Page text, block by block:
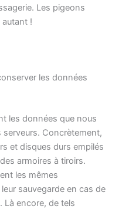
Les pigeons
autant !
les données
les données que nous
Concrètement,
et disques durs empilés
armoires à tiroirs.
les mêmes
sauvegarde en cas de
Là encore, de tels